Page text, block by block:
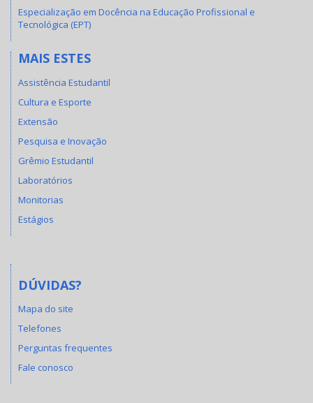
Especialização em Docência na Educação Profissional e
Tecnológica (EPT)
MAIS ESTES
Assistência Estudantil
Cultura e Esporte
Extensão
Pesquisa e Inovação
Grêmio Estudantil
Laboratórios
Monitorias
Estágios
DÚVIDAS?
Mapa do site
Telefones
Perguntas frequentes
Fale conosco